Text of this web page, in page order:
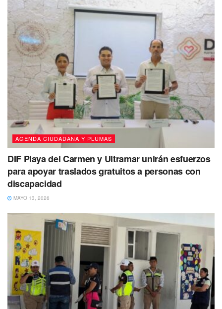
AGENDA CIUDADANA Y PLUMAS
DIF Playa del Carmen y Ultramar unirán esfuerzos
para apoyar traslados gratuitos a personas con
discapacidad
MAYO 13, 2026